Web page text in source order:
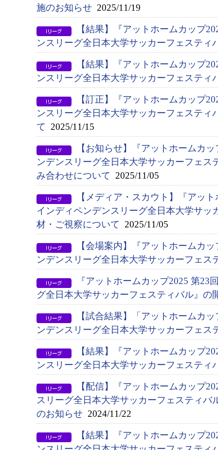
施のお知らせ 2025/11/19
【結果】『アットホームカップ
ンスリーグ全日本大学サッカーフェスティ
【結果】『アットホームカップ
ンスリーグ全日本大学サッカーフェスティ
【訂正】『アットホームカップ
ンスリーグ全日本大学サッカーフェスティ
て 2025/11/15
【お知らせ】『アットホームカ
ンデンスリーグ全日本大学サッカーフェス
み合わせについて 2025/11/05
【メディア・スカウト】『アッ
インディペンデンスリーグ全日本大学サッ
材・ご視察について 2025/11/05
【会場案内】『アットホームカ
ンデンスリーグ全日本大学サッカーフェス
『アットホームカップ2025 第23
グ全日本大学サッカーフェスティバル』の
【試合結果】「アットホームカ
ンデンスリーグ全日本大学サッカーフェス
【結果】『アットホームカップ
ンスリーグ全日本大学サッカーフェスティ
【配信】『アットホームカップ
スリーグ全日本大学サッカーフェスティバ
のお知らせ 2024/11/22
【結果】『アットホームカップ